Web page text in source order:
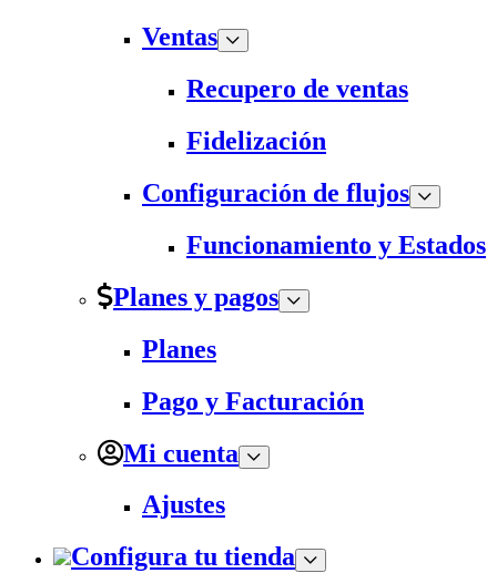
Ventas
Recupero de ventas
Fidelización
Configuración de flujos
Funcionamiento y Estados
Planes y pagos
Planes
Pago y Facturación
Mi cuenta
Ajustes
Configura tu tienda